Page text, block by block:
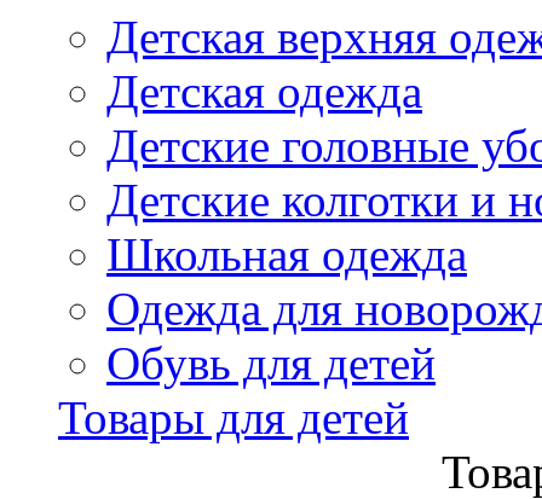
Детская верхняя
Детская одежда
Детские головные
Детские колготки и
Школьная одежда
Одежда для
Обувь для детей
Товары для детей